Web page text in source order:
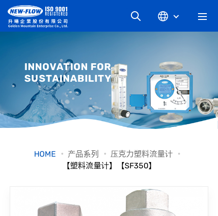
最新消息
知识文章
档案下载
INNOVATION FOR
SUSTAINABILITY
HOME 产品系列
压克力塑料流量计
【塑料流量计】【SF350】